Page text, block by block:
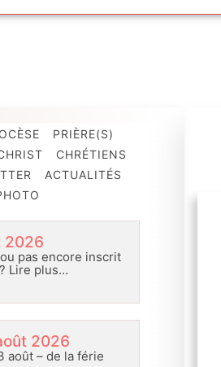
PRIÈRE(S)
CHRÉTIENS
ACTUALITÉS
2026
pas encore inscrit
Lire plus…
2026
août – de la férie